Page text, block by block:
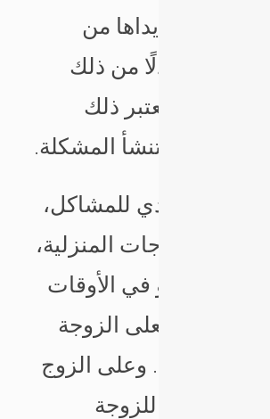
لما قدمت يداها من
ولكن بدلًا من ذلك
بالغضب معتبر ذلك
ومن هنا تنشأ المشكلة.
أيضاً التي تؤدي للمشاكل،
الاحتياجات المنزلية،
بساعة أو في الأوقات
الطرفين، فعلى الزوجة
المناسبة. وعلى الزوج
الأعذار للزوجة